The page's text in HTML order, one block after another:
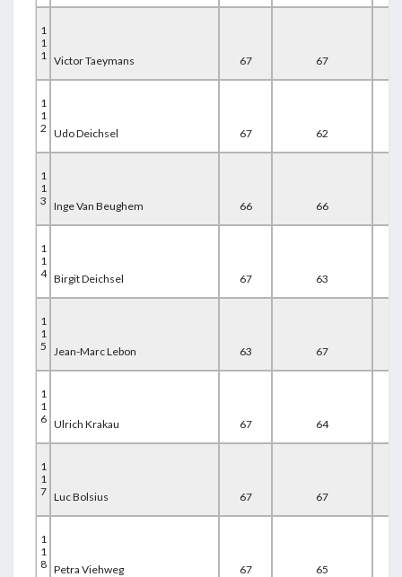
1
1
1 Victor Taeymans 67 67
1
1
2
Udo Deichsel 67 62
1
1
3
Inge Van Beughem 66 66
1
1
4 Birgit Deichsel 67 63
1
1
5
Jean-Marc Lebon 63 67
1
1
6 Ulrich Krakau 67 64
1
1
7 Luc Bolsius 67 67
1
1
8 Petra Viehweg 67 65